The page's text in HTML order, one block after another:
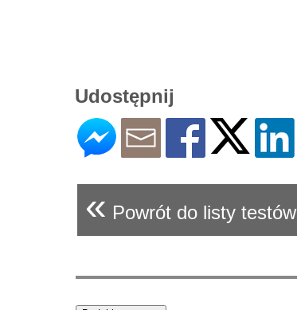
Udostępnij
« Powrót do listy testów